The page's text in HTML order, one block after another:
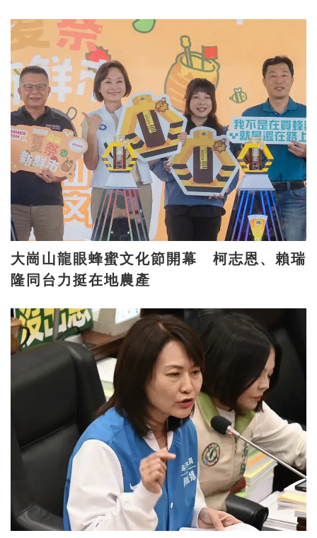
大崗山龍眼蜂蜜文化節開幕 柯志恩、賴瑞
隆同台力挺在地農產